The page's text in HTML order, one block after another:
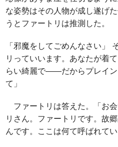
な姿勢はその人物が成し遂げ
うとファートリは推測した。
「邪魔をしてごめんなさい」
リっていいます。あなたが着
らい綺麗で――だからプレイ
て」
ファートリは答えた。「お
リさん。ファートリです。故
んです。ここは何て呼ばれてい